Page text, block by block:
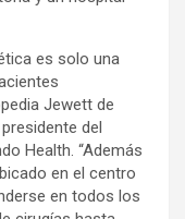
es solo una
Jewett de
del
Health. “Además
en el centro
en todos los